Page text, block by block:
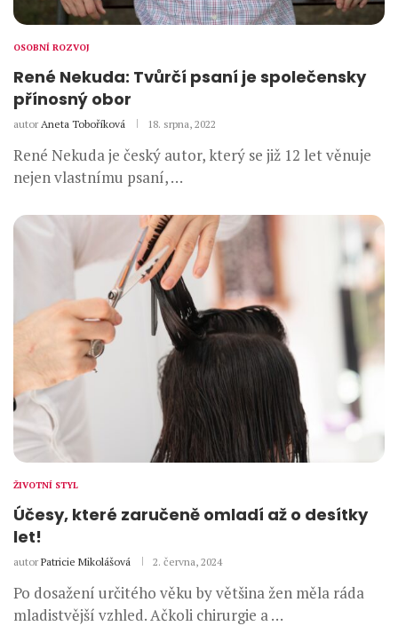
OSOBNÍ ROZVOJ
René Nekuda: Tvůrčí psaní je společensky
přínosný obor
autor Aneta Toboříková 18. srpna, 2022
René Nekuda je český autor, který se již 12 let věnuje
nejen vlastnímu psaní, …
ŽIVOTNÍ STYL
Účesy, které zaručeně omladí až o desítky
let!
autor Patricie Mikolášová 2. června, 2024
Po dosažení určitého věku by většina žen měla ráda
mladistvější vzhled. Ačkoli chirurgie a …